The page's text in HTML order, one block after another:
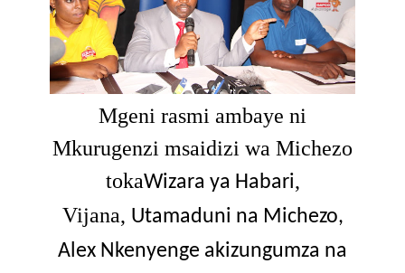
Mgeni rasmi ambaye ni
Mkurugenzi msaidizi wa Michezo
tokaWizara ya Habari,
Vijana, Utamaduni na Michezo,
Alex Nkenyenge akizungumza na